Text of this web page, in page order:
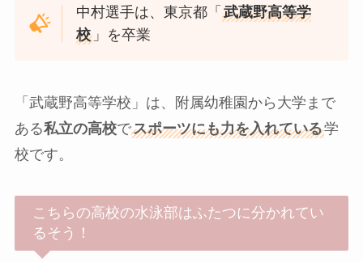
中村選手は、東京都「武蔵野高等学
校 」を卒業
「武蔵野高等学校」は、附属幼稚園から大学まで
ある私立の高校でスポーツにも力を入れている学
校です。
こちらの高校の水泳部はふたつに分かれてい
るそう！